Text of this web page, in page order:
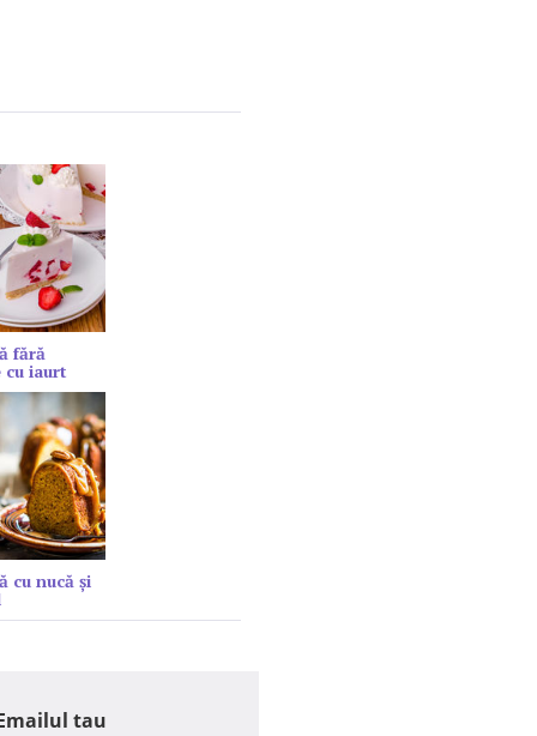
fără
cu iaurt
cu nucă și
tau